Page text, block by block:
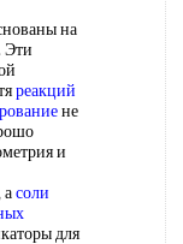
на
Эти
реакций
не
и
асоли
для